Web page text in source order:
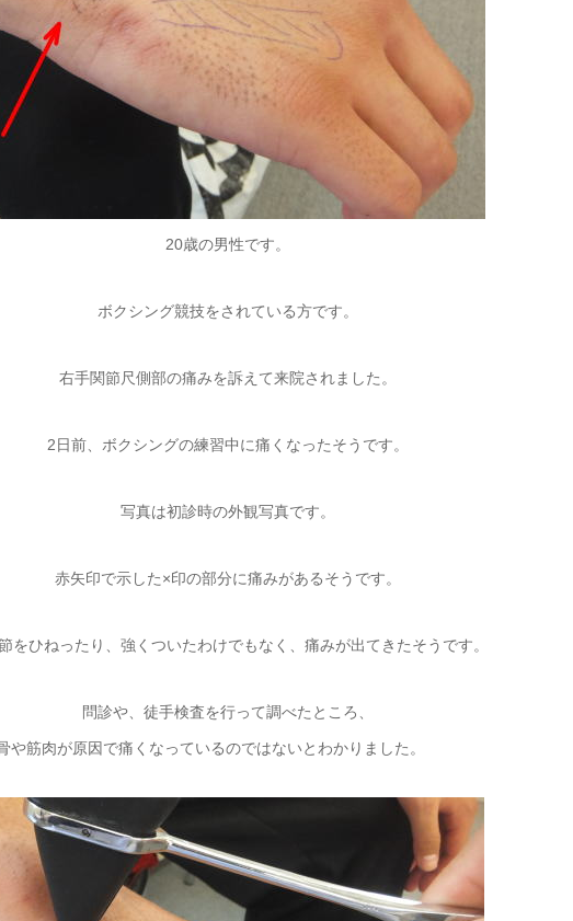
20歳の男性です。
ボクシング競技をされている方です。
右手関節尺側部の痛みを訴えて来院されました。
2日前、ボクシングの練習中に痛くなったそうです。
写真は初診時の外観写真です。
赤矢印で示した×印の部分に痛みがあるそうです。
をひねったり、強くついたわけでもなく、痛みが出てきたそうです。
問診や、徒手検査を行って調べたところ、
や筋肉が原因で痛くなっているのではないとわかりました。